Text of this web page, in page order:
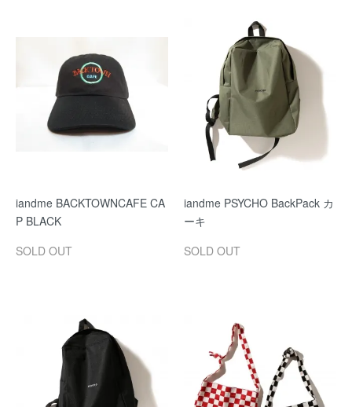
iandme BACKTOWNCAFE CA
P BLACK
SOLD OUT
iandme PSYCHO BackPack カ
ーキ
SOLD OUT